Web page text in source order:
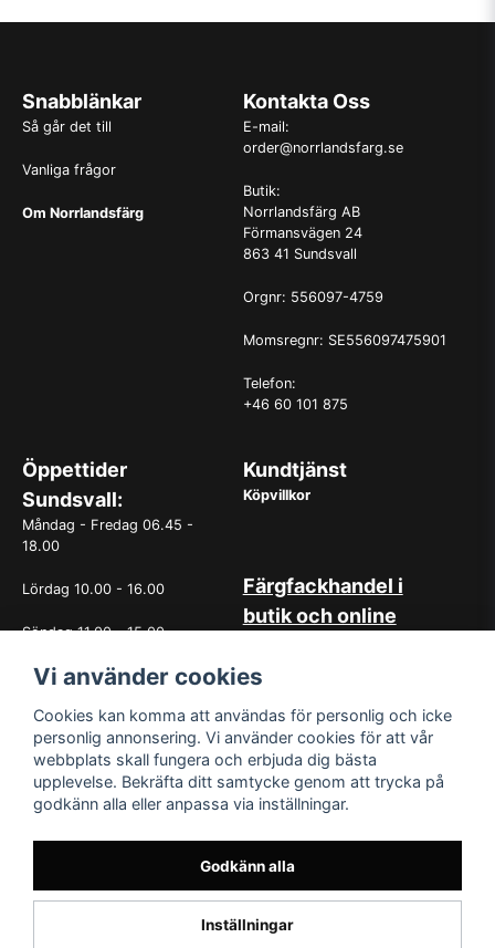
Snabblänkar
Så går det till
Vanliga frågor
Om Norrlandsfärg
Kontakta Oss
E-mail:
order@norrlandsfarg.se
Butik:
Norrlandsfärg AB
Förmansvägen 24
863 41 Sundsvall
Orgnr: 556097-4759
Momsregnr: SE556097475901
Telefon:
+46 60 101 875
Öppettider
Sundsvall:
Måndag - Fredag 06.45 -
18.00
Lördag 10.00 - 16.00
Söndag 11.00 - 15.00
OBS. Avvikande öppettider
Kundtjänst
Köpvillkor
Färgfackhandel i
butik och online
det sedan starten 1965 varit
kundservice. Du kan känna dig
trygg med köp hos oss
oavsett om det är i butiken i
Sundsvall eller online. Det går
lika bra att kontakta oss via
mail eller per telefon. Vår butik
med generösa öppettider har
funnits i över 50år.
Vi använder cookies
Cookies kan komma att användas för personlig och icke
personlig annonsering. Vi använder cookies för att vår
webbplats skall fungera och erbjuda dig bästa
upplevelse. Bekräfta ditt samtycke genom att trycka på
godkänn alla eller anpassa via inställningar.
Godkänn alla
Inställningar